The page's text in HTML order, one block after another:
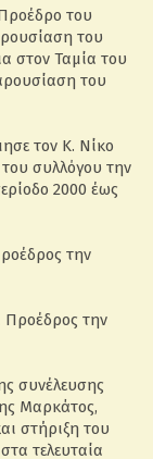
του
του
στον Ταμία του
του
τον Κ. Νίκο
του συλλόγου την
2000 έως
την
Προέδρος την
συνέλευσης
Μαρκάτος,
στήριξη του
τελευταία